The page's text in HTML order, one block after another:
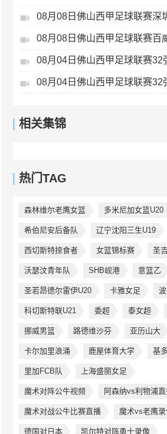
相关集锦
热门TAG
森林维尔老鹰女篮 多米尼加女篮U20
希伯尼安后备队 辽宁沈阳三生U19
西切斯特掠食者 女篮锦标赛 圣
沃瑟汶青年队 SHB岘港 意篮乙
圣若昂德尔雷伊U20 卡雅女足
科切斯特联U21 委超 泰女超
挪威男篮 路德维沙芬 亚历山大
卡尔加里浪涌 鹿屋体育大学 基
里加FCB队 上海盛丽女足
魔术对阵公牛视频 阿森纳vs利物浦
魔术对战公牛比赛直播 魔术vs老鹰录
德国对日本 凯尔特对阵勇士录像